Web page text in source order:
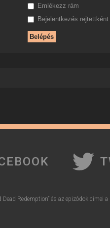
Emlékezz rám
Bejelentkezés rejtettként
Dead Redemption” és az epizódok